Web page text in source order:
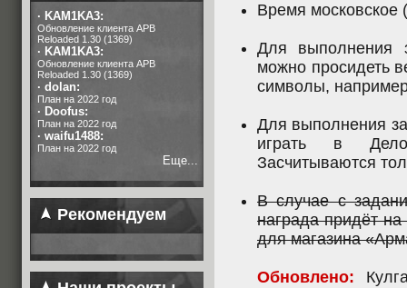
· KAM1KA3:
Обновление клиента APB
Reloaded 1.30 (1369)
· KAM1KA3:
Обновление клиента APB
Reloaded 1.30 (1369)
· dolan:
План на 2022 год
· Doofus:
План на 2022 год
· waifu1488:
План на 2022 год
Еще...
Рекомендуем
Время московское
Для выполнения
можно просидеть
символы,
Для выполнения
играть в
Засчитываются
В случае с
награда придёт
для магазина
Обновлено: